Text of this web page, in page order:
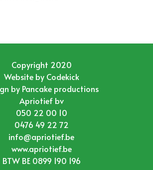
Copyright 2020
Website by Codekick
by Pancake productions
Apriotief bv
050 22 00 10
0476 49 22 72
info@apriotief.be
www.apriotief.be
BTW BE 0899 190 196